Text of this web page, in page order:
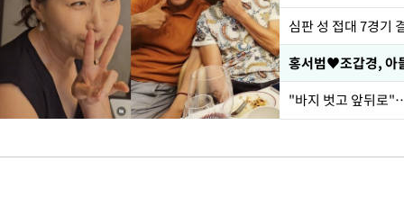
심판 성 접대 7경기
홍서범♥조갑경, 아
"바지 벗고 앞뒤로